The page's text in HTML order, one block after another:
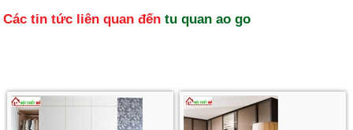
Các tin tức liên quan đếntu quan ao go